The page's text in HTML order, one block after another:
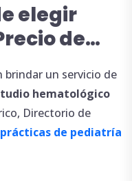
elegir
de
brindar un servicio de
hematológico
Directorio de
de pediatría